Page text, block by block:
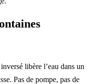
libère l’eau dans un
Pas de pompe, pas de